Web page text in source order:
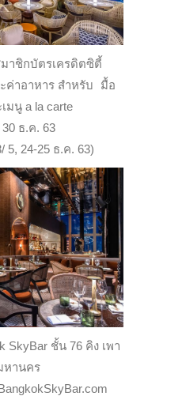
าชิกบัตรเครดิตซิตี้
ค่าอาหาร สำหรับ มื้อ
มนู a la carte
30 ธ.ค. 63
5, 24-25 ธ.ค. 63)
SkyBar ชั้น 76 คิง เพา
หานคร